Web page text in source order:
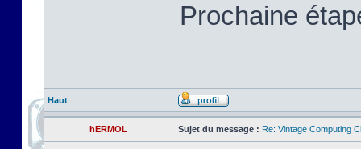
Prochaine
Haut
hERMOL Sujet du message : Re: Vintage Computing